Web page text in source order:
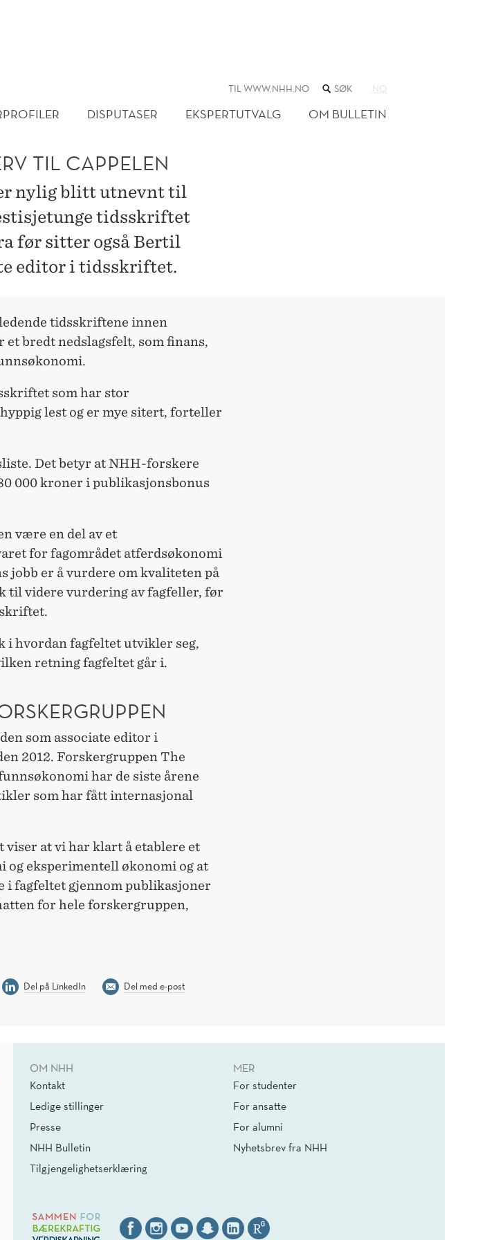
TIL WWW.NHH.NO SØK
NETTSTEDET
NO
DISPUTASER EKSPERTUTVALG OM BULLETIN
TIL CAPPELEN
nylig blitt utnevnt til
tidsskriftet
før sitter også Bertil
editor i tidsskriftet.
tidsskriftene innen
bredt nedslagsfelt, som finans,
som har stor
lest og er mye sitert, forteller
Det betyr at NHH-forskere
000 kroner i publikasjonsbonus
være en del av et
for fagområdet atferdsøkonomi
jobb er å vurdere om kvaliteten på
til videre vurdering av fagfeller, før
hvordan fagfeltet utvikler seg,
retning fagfeltet går i.
som associate editor i
2012. Forskergruppen The
har de siste årene
som har fått internasjonal
viser at vi har klart å etablere et
eksperimentell økonomi og at
i fagfeltet gjennom publikasjoner
for hele forskergruppen,
Del på LinkedIn Del med e-post
OM NHH
Kontakt
Ledige stillinger
Presse
NHH Bulletin
Tilgjengelighetserklæring
MER
For studenter
For ansatte
For alumni
Nyhetsbrev fra NHH